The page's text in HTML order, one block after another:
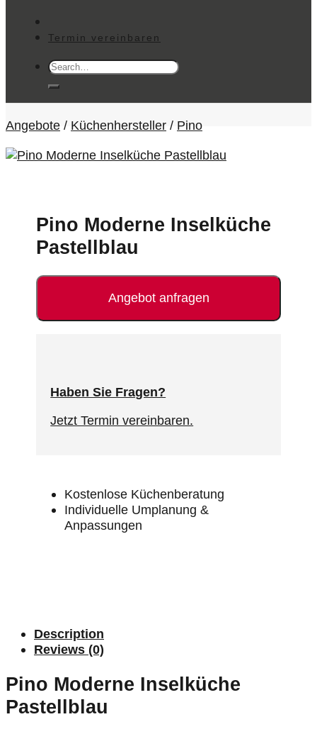
Termin vereinbaren
Search
Angebote / Küchenhersteller / Pino
Pino Moderne Inselküche
Pastellblau
Angebot anfragen
Haben Sie Fragen?
Jetzt Termin vereinbaren.
Kostenlose Küchenberatung
Individuelle Umplanung &
Anpassungen
Description
Reviews (0)
Pino Moderne Inselküche
Pastellblau